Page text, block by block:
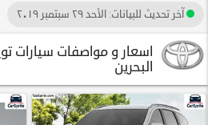
آخر تحديث للبيانات: الأحد ٢٩ سبتمبر ٢٠١٩
البحرين